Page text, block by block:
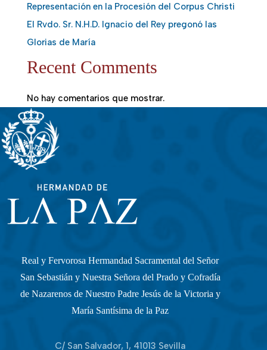
Representación en la Procesión del Corpus Christi
El Rvdo. Sr. N.H.D. Ignacio del Rey pregonó las
Glorias de María
Recent Comments
No hay comentarios que mostrar.
Real y Fervorosa Hermandad Sacramental del Señor
San Sebastián y Nuestra Señora del Prado y Cofradía
de Nazarenos de Nuestro Padre Jesús de la Victoria y
María Santísima de la Paz
C/ San Salvador, 1, 41013 Sevilla